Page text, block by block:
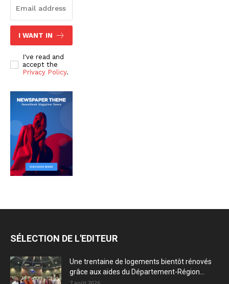
I WANT IN
I've read and
accept the
Privacy Policy.
SÉLECTION DE L'EDITEUR
Une trentaine de logements bientôt rénovés
grâce aux aides du Département-Région...